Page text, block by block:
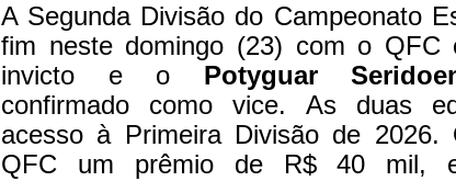
A Segunda Divisão do Campeonato
fim neste domingo (23) com o QFC
invicto e o Potyguar
confirmado como vice. As duas
acesso à Primeira Divisão de
QFC um prêmio de R$ 40 mil,